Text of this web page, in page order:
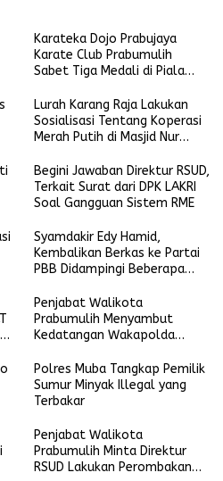
Karateka Dojo Prabujaya
Karate Club Prabumulih
Sabet Tiga Medali di Piala
Tambah Emas di Lampung
Lurah Karang Raja Lakukan
Sosialisasi Tentang Koperasi
Merah Putih di Masjid Nur
Begini Jawaban Direktur RSUD,
Terkait Surat dari DPK LAKRI
Soal Gangguan Sistem RME
Syamdakir Edy Hamid,
Kembalikan Berkas ke Partai
PBB Didampingi Beberapa
Penjabat Walikota
Prabumulih Menyambut
Kedatangan Wakapolda
Polres Muba Tangkap Pemilik
Sumur Minyak Illegal yang
Terbakar
Penjabat Walikota
Prabumulih Minta Direktur
RSUD Lakukan Perombakan